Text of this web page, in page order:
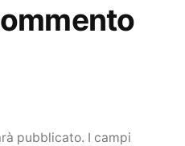
pubblicato. I campi